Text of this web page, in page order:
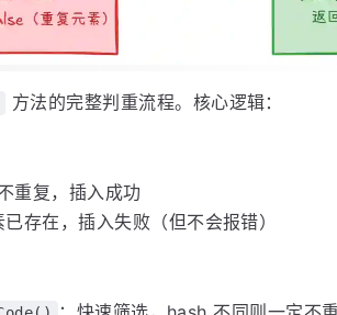
方法的完整判重流程。核心逻辑：
重复，插入成功
已存在，插入失败（但不会报错）